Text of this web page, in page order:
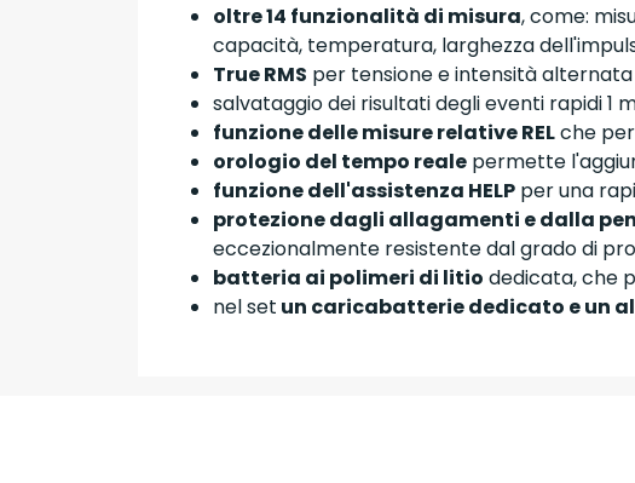
oltre 14 funzionalità di misura, come:
capacità, temperatura, larghezza
True RMS per tensione e intensità
salvataggio dei risultati degli eventi rapidi 1
funzione delle misure relative RELche
orologio del tempo reale permette
funzione dell'assistenza HELP per una
protezione dagli allagamenti e dalla
eccezionalmente resistente dal grado di
batteria ai polimeri di litio dedicata, che
nel set un caricabatterie dedicato e un